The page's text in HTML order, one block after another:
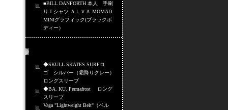
■BILL DANFORTH 本人 手刷
りＴシャツ ＡＬＶＡ MOMAD
MINIグラフィック(ブラックボ
ディー）
◆SKULL SKATES SURFロ
ゴ シルバー（霜降りグレー）
ロングスリーブ
◆BA. KU. Permafrost ロング
スリーブ
Vaga "Lightweight Belt"（ベル